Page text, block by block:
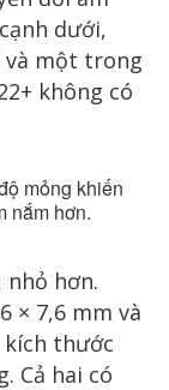
dưới,
và một trong
không có
mỏng khiến
nắm hơn.
nhỏ hơn.
× 7,6 mm và
kích thước
Cả hai có